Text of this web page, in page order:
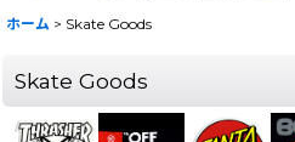
ホーム > Skate Goods
Skate Goods